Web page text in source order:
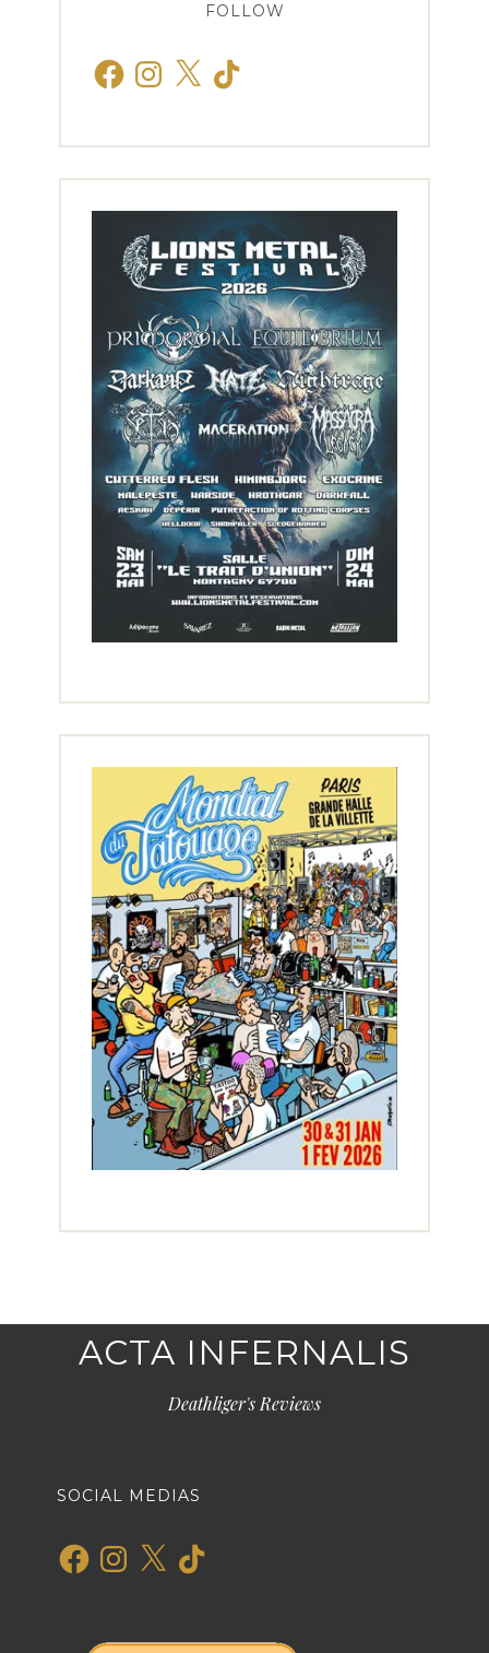
FOLLOW
FacebookInstagram
X TikTok
ACTA INFERNALIS
Deathliger's Reviews
SOCIAL MEDIAS
FacebookInstagram
X TikTok